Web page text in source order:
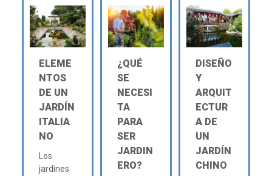
ELEME
NTOS
DE UN
JARDÍN
ITALIA
NO
Los
jardines
¿QUÉ
SE
NECESI
TA
PARA
SER
JARDIN
ERO?
DISEÑO
Y
ARQUIT
ECTUR
A DE
UN
JARDÍN
CHINO